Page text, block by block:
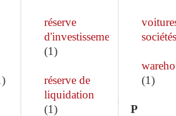
)
réserve
d'investissement
(1)
réserve de
liquidation
(1)
sociétés
(1)
P